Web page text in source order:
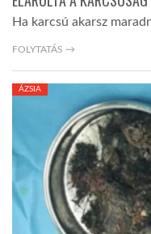
Ha karcsú akarsz
FOLYTATÁS →
ÁZSIA